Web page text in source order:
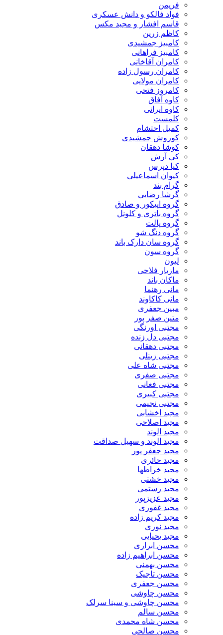
فواد فالکو و دانش عسکری
قاسم افشار و مجید مکس
کاظم زرین
کامبیز جمشیدی
کامبیز فراهانی
کامران آقاخانی
کامران رسول زاده
کامران مولایی
کامروز فتحی
کاوه آفاق
کاوه ایرانی
کلمست
کمیل احتشام
کوروش جمشیدی
کوشا دهقان
کی آرش
کیا دپرس
کیوان اسماعیلی
گرام بند
گرشا رضایی
گروه اپیکور و صادق
گروه باتری و کلونل
گروه پالت
گروه دنگ شو
گروه سان دارک باند
گروه سون
مازیار فلاحی
ماکان باند
مانی رهنما
مانی کاکاوند
مبین جعفری
متین صفر پور
مجتبی اورنگی
مجتبی دل زنده
مجتبی دهقانی
مجتبی زینلی
مجتبی شاه علی
مجتبی صفری
مجتبی فغانی
مجتبی کبیری
مجتبی نجیمی
مجید اخشابی
مجید اصلاحی
مجید الوند‎
مجید الوند و سهیل صداقت
مجید جعفر پور
مجید حائری
مجید خراطها
مجید خشتی
مجید رستمی
مجید عزیزپور
مجید غفوری
مجید کریم زاده
مجید نوری
مجید یحیایی
محسن ابراری
محسن ابراهیم زاده
محسن بهمنی
محسن تاجیک
محسن جعفری
محسن چاوشی
محسن چاوشی و سینا سرلک
محسن سالم
محسن شاه محمدی
محسن صالحی